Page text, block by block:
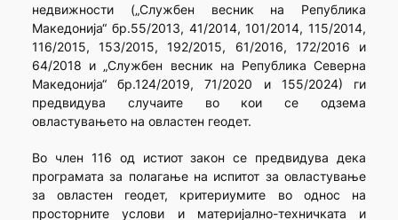
недвижности („Службен весник на Република
Македонија“ бр.55/2013, 41/2014, 101/2014, 115/2014,
116/2015, 153/2015, 192/2015, 61/2016, 172/2016 и
64/2018 и „Службен весник на Република Северна
Македонија“ бр.124/2019, 71/2020 и 155/2024) ги
предвидува случаите во кои се одзема
овластувањето на овластен геодет.
Во член 116 од истиот закон се предвидува дека
програмата за полагање на испитот за овластување
за овластен геодет, критериумите во однос на
просторните услови и материјално-техничката и